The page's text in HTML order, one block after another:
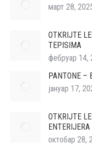
март 28,
OTKRIJTE
TEPISIMA
фебруар 14,
PANTONE –
јануар 17,
OTKRIJTE
ENTERIJERA
октобар 28,